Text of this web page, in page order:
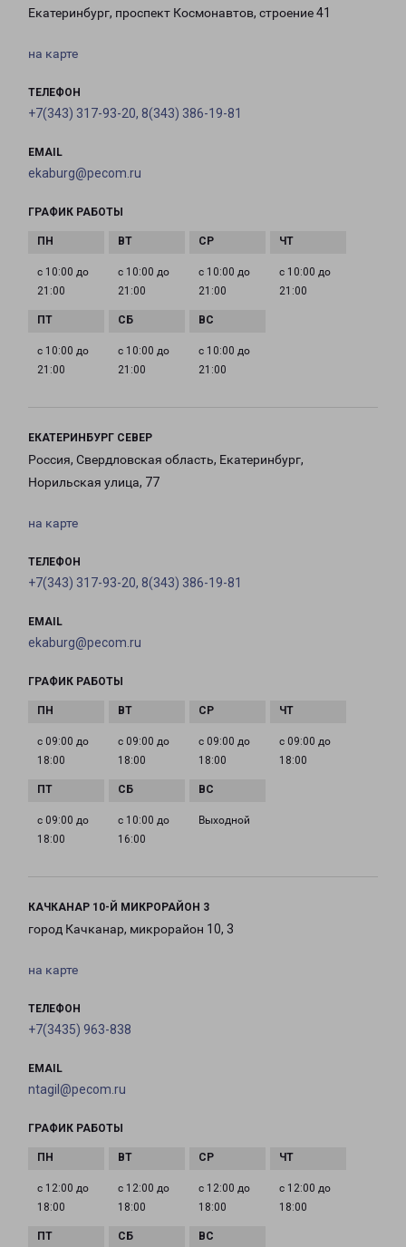
Екатеринбург, проспект Космонавтов, строение 41
на карте
ТЕЛЕФОН
+7(343) 317-93-20, 8(343) 386-19-81
EMAIL
ekaburg@pecom.ru
ГРАФИК РАБОТЫ
с 10:00 до
21:00
с 10:00 до
21:00
с 10:00 до
21:00
с 10:00 до
21:00
с 10:00 до
21:00
с 10:00 до
21:00
с 10:00 до
21:00
ЕКАТЕРИНБУРГ СЕВЕР
Россия, Свердловская область, Екатеринбург,
Норильская улица, 77
на карте
ТЕЛЕФОН
+7(343) 317-93-20, 8(343) 386-19-81
EMAIL
ekaburg@pecom.ru
ГРАФИК РАБОТЫ
с 09:00 до
18:00
с 09:00 до
18:00
с 09:00 до
18:00
с 09:00 до
18:00
с 09:00 до
18:00
с 10:00 до
16:00
Выходной
КАЧКАНАР 10-Й МИКРОРАЙОН 3
город Качканар, микрорайон 10, 3
на карте
ТЕЛЕФОН
+7(3435) 963-838
EMAIL
ntagil@pecom.ru
ГРАФИК РАБОТЫ
с 12:00 до
18:00
с 12:00 до
18:00
с 12:00 до
18:00
с 12:00 до
18:00